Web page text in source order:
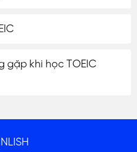
gặp khi học TOEIC